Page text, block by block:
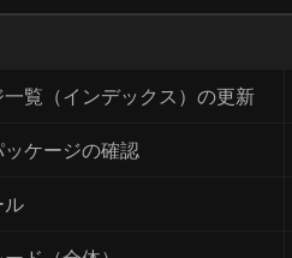
覧（インデックス）の更新
ケージの確認
ル